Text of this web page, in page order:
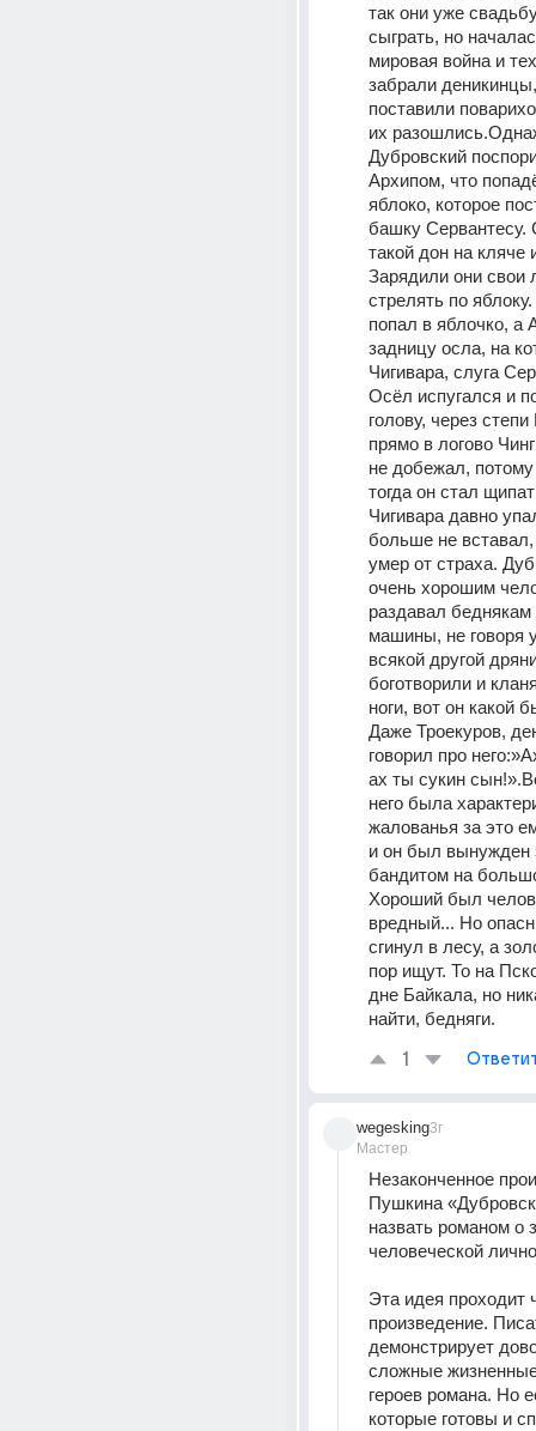
так они уже
сыграть, но
мировая война и
забрали
поставили
их
Дубровский
Архипом, что
яблоко, которое
башку Сервантесу.
такой дон на кляче
Зарядили они свои
стрелять по
попал в яблочко, а
задницу осла, на
Чигивара, слуга
Осёл испугался и
голову, через
прямо в логово
не добежал, потому
тогда он стал
Чигивара давно
больше не
умер от страха.
очень хорошим
раздавал беднякам
машины, не говоря
всякой другой
боготворили и
ноги, вот он какой
Даже Троекуров,
говорил про
ах ты сукин
него была
жалованья за это
и он был вынужден
бандитом на
Хороший был
вредный... Но
сгинул в лесу, а
пор ищут. То на
дне Байкала, но
найти, бедняги.
1
wegesking
Мастер
3г
Незаконченное
Пушкина
назвать романом о
человеческой
Эта идея проходит
произведение.
демонстрирует
сложные
героев романа. Но
которые готовы и